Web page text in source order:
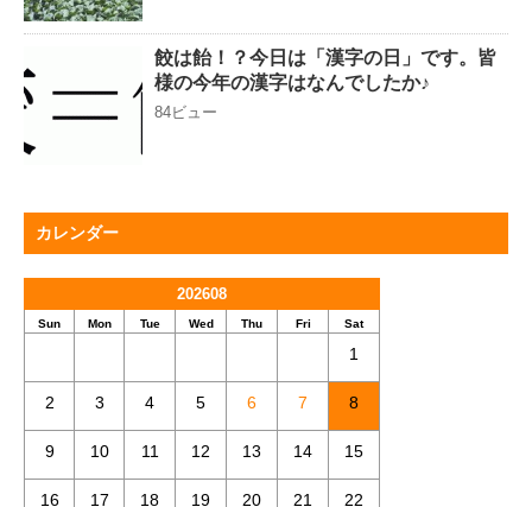
餃は飴！？今日は「漢字の日」です。皆
様の今年の漢字はなんでしたか♪
84ビュー
カレンダー
202608
Sun Mon Tue Wed Thu Fri Sat
1
2 3 4 5 6 7 8
9 10 11 12 13 14 15
16 17 18 19 20 21 22